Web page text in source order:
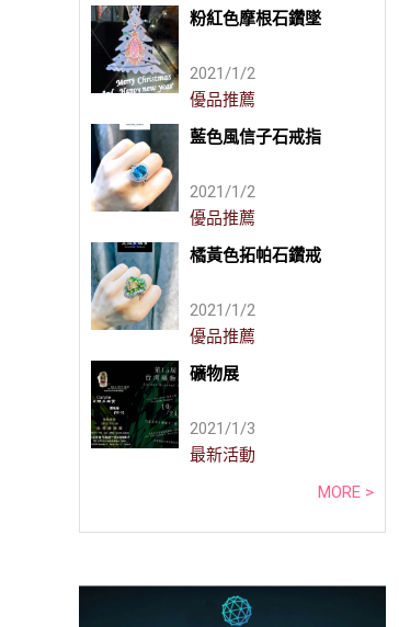
粉紅色摩根石鑽墜
2021/1/2
優品推薦
藍色風信子石戒指
2021/1/2
優品推薦
橘黃色拓帕石鑽戒
2021/1/2
優品推薦
礦物展
2021/1/3
最新活動
MORE >